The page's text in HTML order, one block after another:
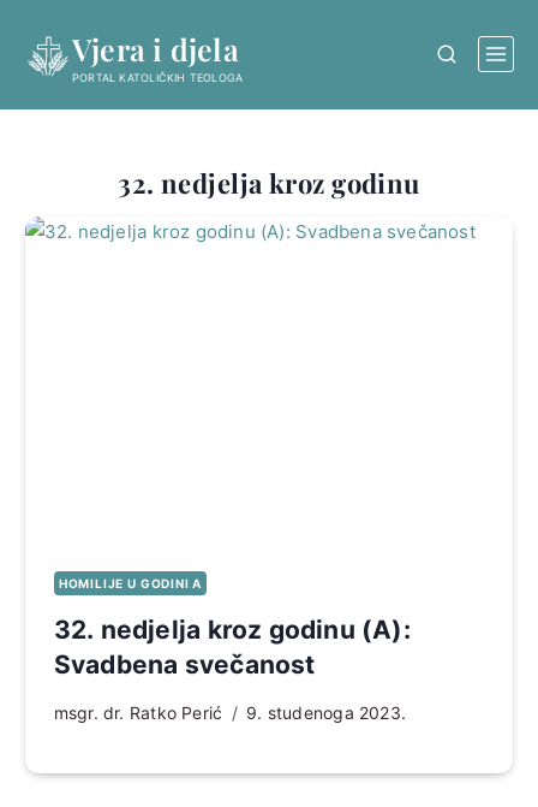
content
Vjera i djela
PORTAL KATOLIČKIH TEOLOGA
32. nedjelja kroz godinu
HOMILIJE U GODINI A
32. nedjelja kroz godinu (A):
Svadbena svečanost
msgr. dr. Ratko Perić 9. studenoga 2023.